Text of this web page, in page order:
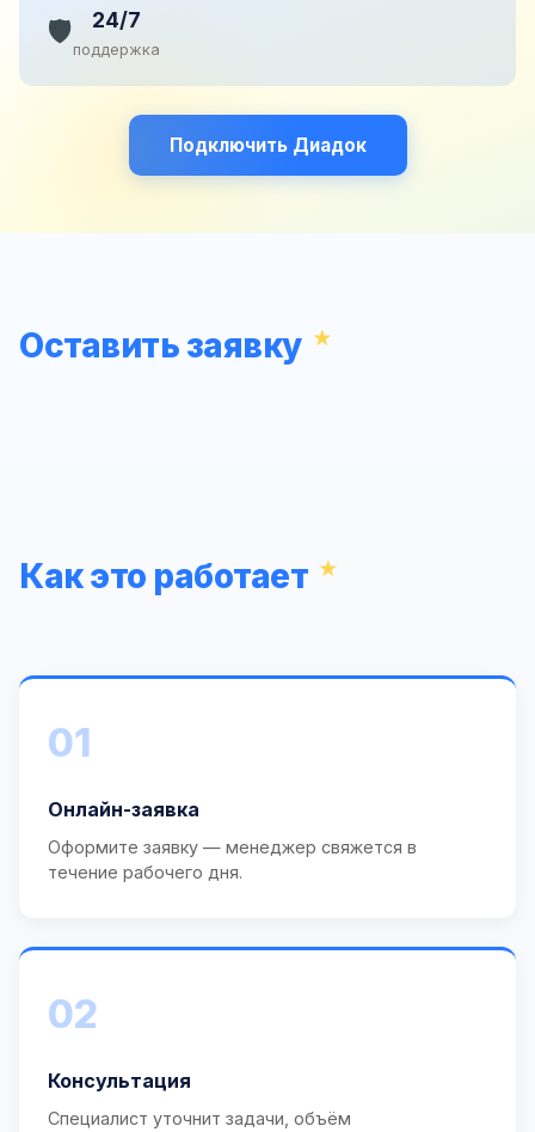
🛡️ 24/7
поддержка
Подключить Диадок
Оставить заявку
Как это работает
01
Онлайн-заявка
Оформите заявку — менеджер свяжется в
течение рабочего дня.
02
Консультация
Специалист уточнит задачи, объём